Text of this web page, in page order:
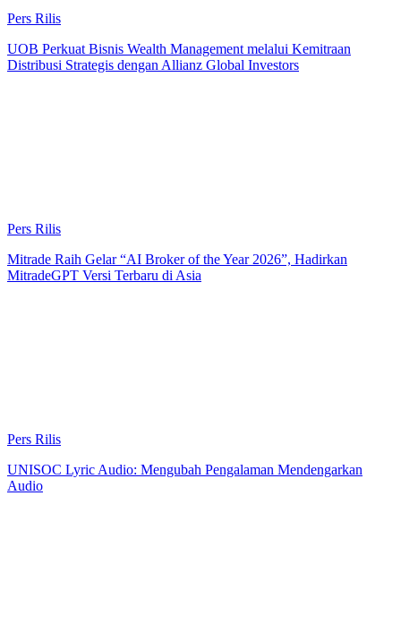
Pers Rilis
UOB Perkuat Bisnis Wealth Management melalui Kemitraan
Distribusi Strategis dengan Allianz Global Investors
Pers Rilis
Mitrade Raih Gelar “AI Broker of the Year 2026”, Hadirkan
MitradeGPT Versi Terbaru di Asia
Pers Rilis
UNISOC Lyric Audio: Mengubah Pengalaman Mendengarkan
Audio